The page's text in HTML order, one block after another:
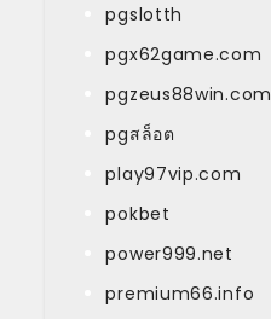
pgslotth
pgx62game.com
pgzeus88win.com
pgสล็อต
play97vip.com
pokbet
power999.net
premium66.info